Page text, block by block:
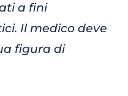
a fini
Il medico deve
figura di